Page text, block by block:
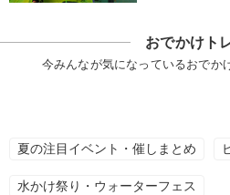
おでかけト
今みんなが気になっているおでか
夏の注目イベント・催しまとめ
水かけ祭り・ウォーターフェス